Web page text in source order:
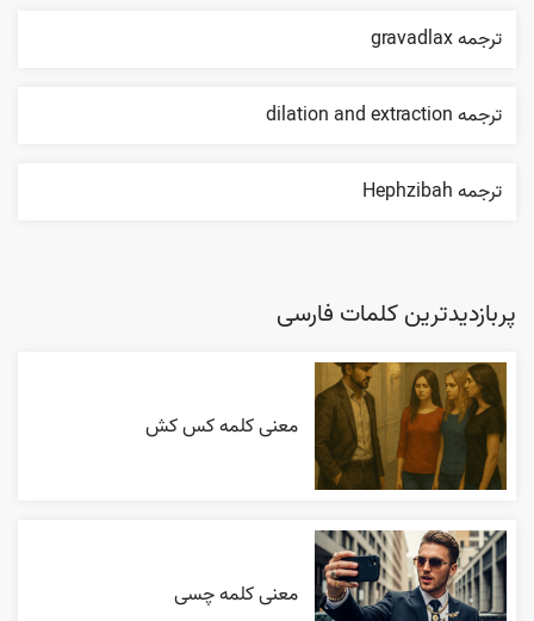
ترجمه gravadlax
ترجمه dilation and extraction
ترجمه Hephzibah
پربازدیدترین کلمات فارسی
معنی کلمه کس کش
معنی کلمه چسی